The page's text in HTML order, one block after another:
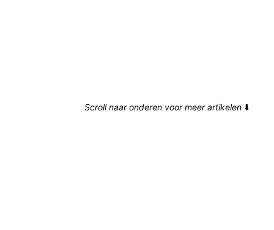
Scroll naar onderen voor meer artikelen ⬇️